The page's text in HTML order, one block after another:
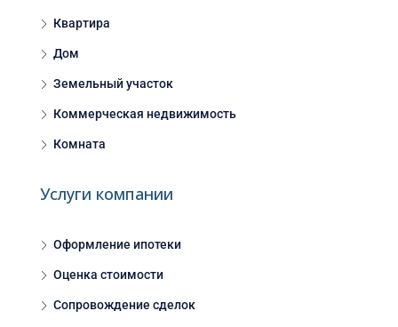
Квартира
Дом
Земельный участок
Коммерческая недвижимость
Комната
Услуги компании
Оформление ипотеки
Оценка стоимости
Сопровождение сделок